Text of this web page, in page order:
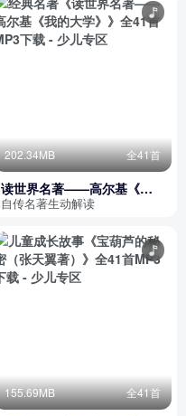
202.34MB 全41首
读世界名著——高尔基《我
的大学》
自传名著生动解读
155.69MB 全41首